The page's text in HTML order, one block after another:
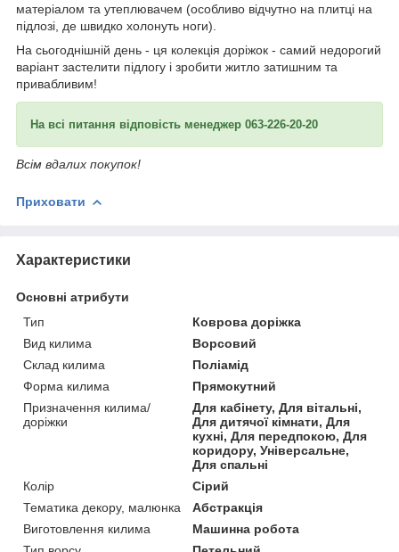
матеріалом та утеплювачем (особливо відчутно на плитці на
підлозі, де швидко холонуть ноги).
На сьогоднішній день - ця колекція доріжок - самий недорогий
варіант застелити підлогу і зробити житло затишним та
привабливим!
На всі питання відповість менеджер 063-226-20-20
Всім вдалих покупок!
Приховати
Характеристики
Основні атрибути
Тип
Коврова доріжка
Вид килима
Ворсовий
Склад килима
Поліамід
Форма килима
Прямокутний
Призначення килима/
доріжки
Для кабінету, Для вітальні,
Для дитячої кімнати, Для
кухні, Для передпокою, Для
коридору, Універсальне,
Для спальні
Колір
Сірий
Тематика декору, малюнка
Абстракція
Виготовлення килима
Машинна робота